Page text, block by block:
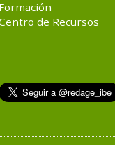
Formación
de Recursos